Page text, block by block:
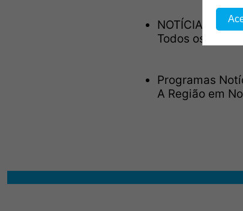
NOTÍCIAS
Todos os dias
Programas
A Região em